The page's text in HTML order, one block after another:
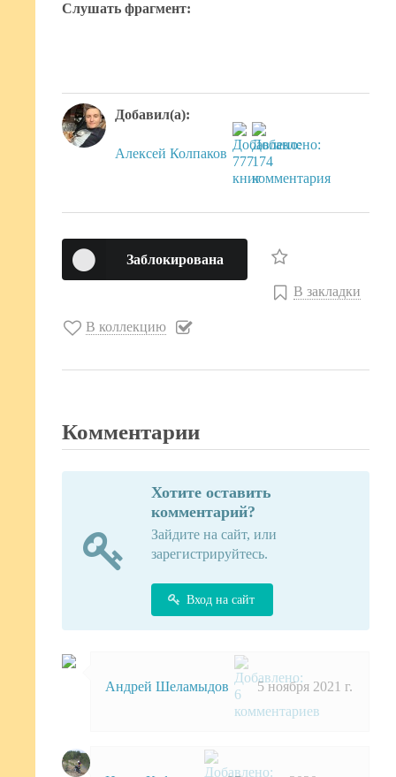
Слушать фрагмент:
Добавил(а):
Алексей Колпаков
Заблокирована
В закладки
В коллекцию
Комментарии
Хотите оставить
комментарий?
Зайдите на сайт, или
зарегистрируйтесь.
Вход на сайт
Андрей Шеламыдов 5 ноября 2021 г.